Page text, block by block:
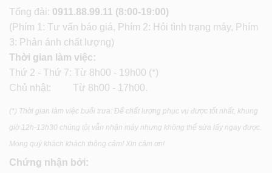
Tổng đài: 0911.88.99.11 (8:00-19:00)
(Phím 1: Tư vấn báo giá, Phím 2: Hỏi tình trạng máy, Phím
3: Phản ánh chất lượng)
Thời gian làm việc:
Thứ 2 - Thứ 7: Từ 8h00 - 19h00 (*)
Chủ nhật: Từ 8h00 - 17h00.
(*) Thời gian làm việc buổi trưa: Để chất lượng phục vụ được tốt nhất, khung
giờ 12h-13h30 chúng tôi vẫn nhận máy nhưng không thể sửa lấy ngay được.
Mong quý khách khách thông cảm! Xin cảm ơn!
Chứng nhận bởi: